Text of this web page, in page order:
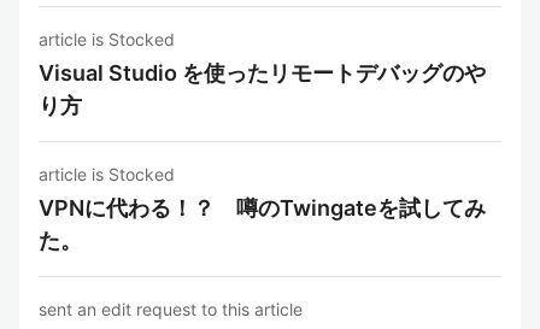
article is Stocked
Visual Studio を使ったリモートデバッグのや
り方
article is Stocked
VPNに代わる！？ 噂のTwingateを試してみ
た。
sent an edit request to this article